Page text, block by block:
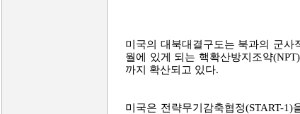
미국의 대북대결구도는 북과의 군
월에 있게 되는 핵확산방지조약
까지 확산되고 있다.
미국은 전략무기감축협정(START-